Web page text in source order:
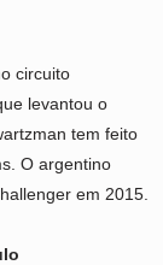
circuito
levantou o
tem feito
O argentino
em 2015.